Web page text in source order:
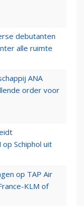
debutanten
alle ruimte
ANA
order voor
Schiphol uit
op TAP Air
KLM of